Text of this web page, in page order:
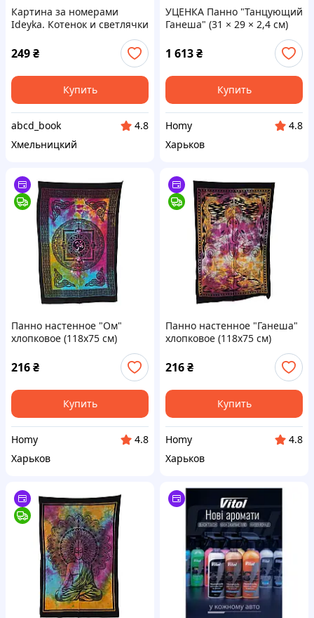
Картина за номерами
Ideyka. Котенок и светлячки
с красками металлик extra
40х50см
249₴
Купить
abcd_book
4.8
Хмельницкий
УЦЕНКА Панно "Танцующий
Ганеша" (31 × 29 × 2,4 см)
1 613₴
Купить
Homy
4.8
Харьков
Панно настенное "Ом"
хлопковое (118х75 см)
216₴
Купить
Homy
4.8
Харьков
Панно настенное "Ганеша"
хлопковое (118х75 см)
216₴
Купить
Homy
4.8
Харьков